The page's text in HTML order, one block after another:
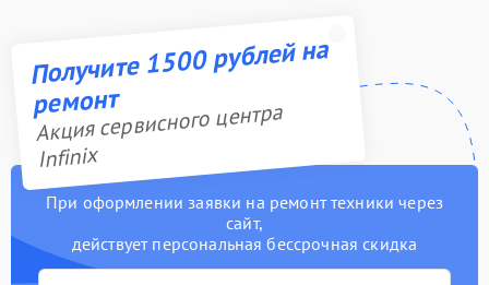
Получите 1500 рублей на
ремонт
Акция сервисного центра
Infinix
При оформлении заявки на ремонт техники через
сайт,
действует персональная бессрочная скидка